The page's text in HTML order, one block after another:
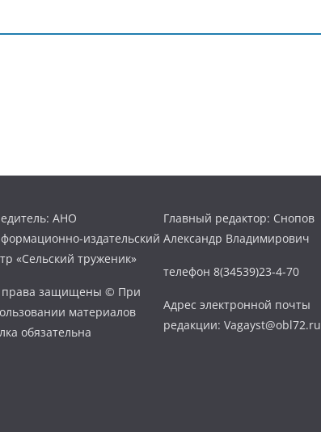
АНО
издательский
«Сельский труженик»
права защищены © При
материалов
обязательна
Главный редактор: Снопов
Александр Владимирович
телефон 8(34539)23-4-70
Адрес электронной почты
редакции: Vagayst@obl72.ru